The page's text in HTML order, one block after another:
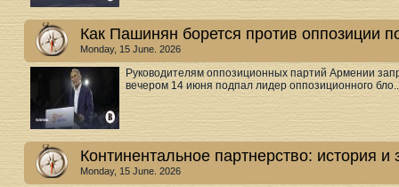
Как Пашинян борется против оппозиции
Monday, 15 June. 2026
Руководителям оппозиционных партий Армении
вечером 14 июня подпал лидер оппозиционного
Континентальное партнерство: история
Monday, 15 June. 2026